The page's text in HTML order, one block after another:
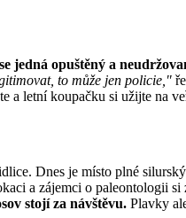
jedná opuštěný a
to může jen policie,"
a letní koupačku si užijte na
Dnes je místo plné
a zájemci o paleontologii
stojí za návštěvu. Plavky